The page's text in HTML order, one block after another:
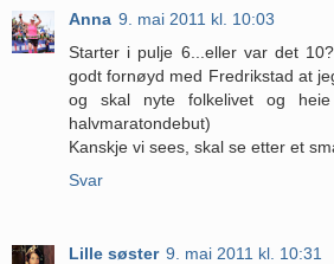
Anna 9. mai 2011 kl. 10:03
Starter i pulje 6...eller var det
godt fornøyd med Fredrikstad at
og skal nyte folkelivet og
halvmaratondebut)
Kanskje vi sees, skal se etter et
Svar
Lille søster 9. mai 2011 kl. 10:31